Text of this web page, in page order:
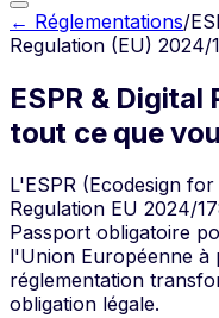
← Réglementations/
Regulation (EU) 2024/
ESPR &
tout ce que
L'ESPR (Ecodesign
Regulation EU 2024/
Passport obligatoire
l'Union Européenne à
réglementation
obligation légale.